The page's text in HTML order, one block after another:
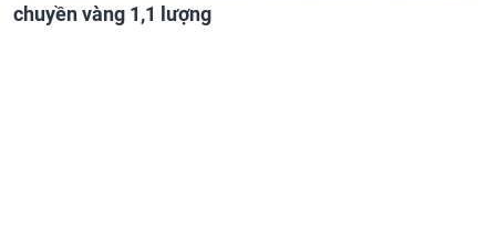
chuyền vàng 1,1 lượng